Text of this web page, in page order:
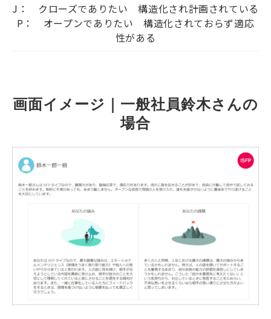
J： クローズでありたい 構造化され計画されている
P： オープンでありたい 構造化されておらず適応
性がある
画面イメージ｜一般社員鈴木さんの
場合